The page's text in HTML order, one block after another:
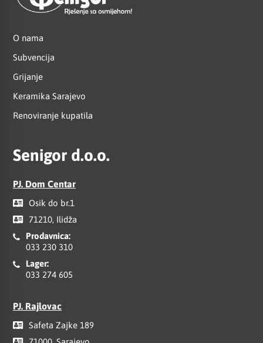
O nama
Subvencija
Grijanje
Keramika Sarajevo
Renoviranje kupatila
Senigor d.o.o.
PJ. Dom Centar
Osik do br.1
71210, Ilidža
Prodavnica:
033 230 310
Lager:
033 274 605
PJ. Rajlovac
Safeta Zajke 189